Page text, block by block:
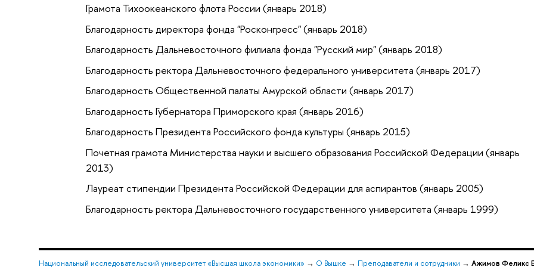
Грамота Тихоокеанского флота России (январь 2018)
Благодарность директора фонда "Росконгресс" (январь 2018)
Благодарность Дальневосточного филиала фонда "Русский мир" (январь 2018)
Благодарность ректора Дальневосточного федерального университета (январь 2017)
Благодарность Общественной палаты Амурской области (январь 2017)
Благодарность Губернатора Приморского края (январь 2016)
Благодарность Президента Российского фонда культуры (январь 2015)
Почетная грамота Министерства науки и высшего образования Российской Федерации (январь
2013)
Лауреат стипендии Президента Российской Федерации для аспирантов (январь 2005)
Благодарность ректора Дальневосточного государственного университета (январь 1999)
Национальный исследовательский университет «Высшая школа экономики» → О Вышке → Преподаватели и сотрудники → Ажимов Феликс